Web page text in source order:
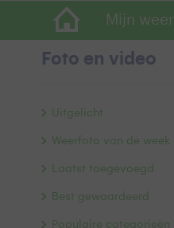
Mijn weer
Foto en video
Uitgelicht
Weerfoto van de week
Laatst toegevoegd
Best gewaardeerd
Populaire categorieën